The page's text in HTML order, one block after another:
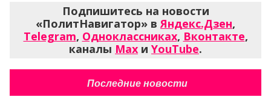
Подпишитесь на новости
«ПолитНавигатор» в Яндекс.Дзен,
Telegram, Одноклассниках, Вконтакте,
каналы Max и YouTube.
Последние новости